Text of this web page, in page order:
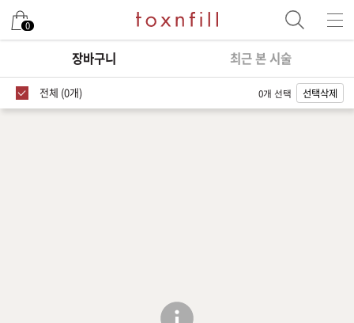
0
장바구니 최근 본 시술
전체 (0개) 0개 선택 선택삭제